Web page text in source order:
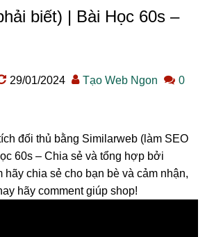
biết) | Bài Học 60s –
29/01/2024 Tạo Web Ngon
0
đối thủ bằng Similarweb (làm SEO
60s – Chia sẻ và tổng hợp bởi
hãy chia sẻ cho bạn bè và cảm nhận,
hãy comment giúp shop!